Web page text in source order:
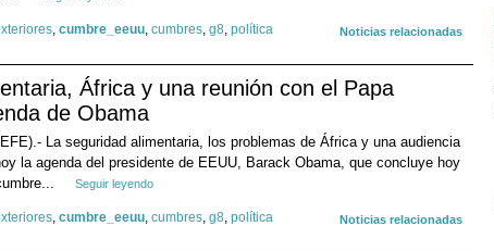
Noticias relacionadas
, cumbre_eeuu, cumbres, g8, política
África y una reunión con el Papa
de Obama
La seguridad alimentaria, los problemas de África y una audiencia
la agenda del presidente de EEUU, Barack Obama, que concluye hoy
Seguir leyendo
Noticias relacionadas
, cumbre_eeuu, cumbres, g8, política